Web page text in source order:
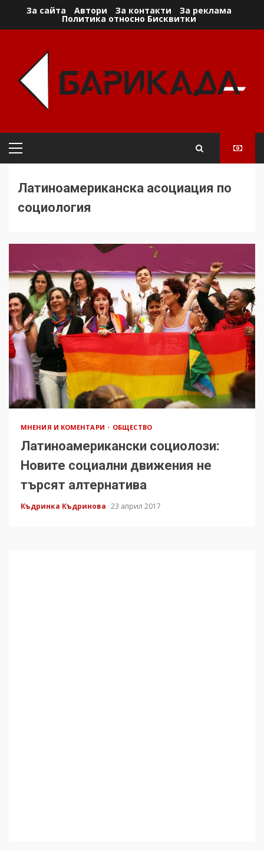
За сайта Автори За контакти За реклама
Политика относно Бисквитки
Primary
Латиноамериканска асоциация по
социология
МНЕНИЯ И КОМЕНТАРИ ОБЩЕСТВО
Латиноамерикански социолози:
Новите социални движения не
търсят алтернатива
Къдринка Къдринова 23 април 2017